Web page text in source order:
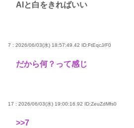
AIと白をきればいい
7 : 2026/06/03(水) 18:57:49.42 ID:FtEqcJ/F0
だから何？って感じ
17 : 2026/06/03(水) 19:00:16.92 ID:ZeuZdMfs0
>>7